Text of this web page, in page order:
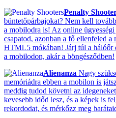
Penalty
büntetőpárbajokat? Nem kell
a mobilodra is! Az online
csapatod, azonban a fő ellenfeled a
HTML5 mókában! Járj túl a hálóőr
a mobilodon, akár a böngésződben!
Alienanza Nagy
memóriádra ebben a mobilon is
meddig tudod követni az
kevesebb időd lesz, és a képek is
rekordodat, és mérkőzz meg